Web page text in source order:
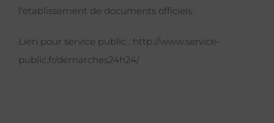
l’établissement de documents officiels.
Lien pour service public : http://www.service-
public.fr/demarches24h24/